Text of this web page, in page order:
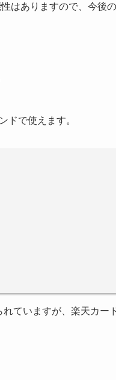
はありますので、今後
ドで使えます。
ていますが、楽天カー